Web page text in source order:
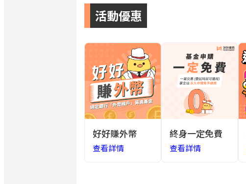
活動優惠
好好賺外幣
查看詳情
終身一定免費
查看詳情